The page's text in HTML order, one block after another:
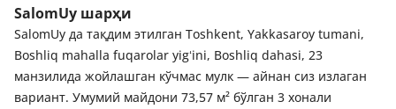
Кондиционер, Стиральная машина, Кухня, Балкон
Рядом есть: Детская площадка, Детский сад, Остановки,
Стоянка, Супермаркет, магазины
SalomUy шарҳи
SalomUy да тақдим этилган Toshkent, Yakkasaroy tumani,
Boshliq mahalla fuqarolar yigʻini, Boshliq dahasi, 23
манзилида жойлашган кўчмас мулк — айнан сиз излаган
вариант. Умумий майдони 73,57 м² бўлган 3 хонали